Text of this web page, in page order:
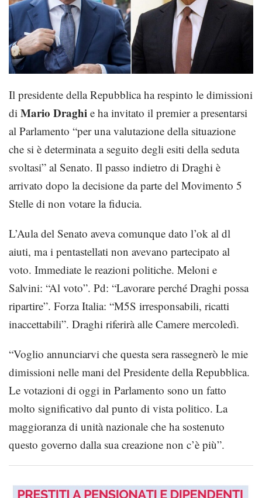
Il presidente della Repubblica ha respinto le dimissioni
di Mario Draghi e ha invitato il premier a presentarsi
al Parlamento “per una valutazione della situazione
che si è determinata a seguito degli esiti della seduta
svoltasi” al Senato. Il passo indietro di Draghi è
arrivato dopo la decisione da parte del Movimento 5
Stelle di non votare la fiducia.
L’Aula del Senato aveva comunque dato l’ok al dl
aiuti, ma i pentastellati non avevano partecipato al
voto. Immediate le reazioni politiche. Meloni e
Salvini: “Al voto”. Pd: “Lavorare perché Draghi possa
ripartire”. Forza Italia: “M5S irresponsabili, ricatti
inaccettabili”. Draghi riferirà alle Camere mercoledì.
“Voglio annunciarvi che questa sera rassegnerò le mie
dimissioni nelle mani del Presidente della Repubblica.
Le votazioni di oggi in Parlamento sono un fatto
molto significativo dal punto di vista politico. La
maggioranza di unità nazionale che ha sostenuto
questo governo dalla sua creazione non c’è più”.